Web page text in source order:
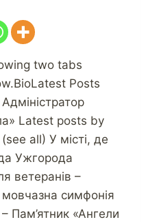
two tabs
Posts
Latest posts by
all) У місті, де
Ужгорода
ветеранів –
симфонія
Пам’ятник «Ангели